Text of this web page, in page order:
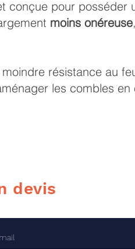
conçue pour posséder
moins onéreuse
résistance au
les combles en
devis